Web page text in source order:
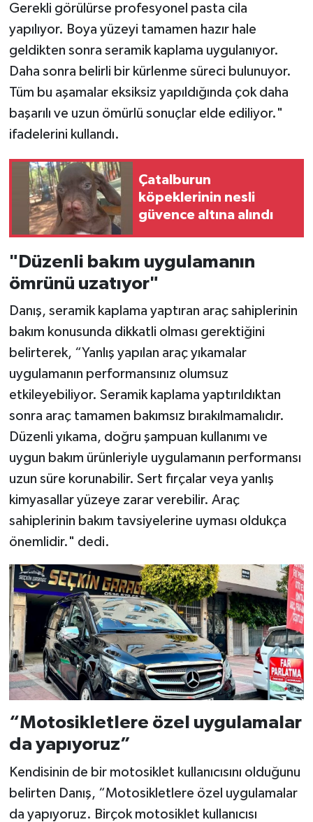
Gerekli görülürse profesyonel pasta cila
yapılıyor. Boya yüzeyi tamamen hazır hale
geldikten sonra seramik kaplama uygulanıyor.
Daha sonra belirli bir kürlenme süreci bulunuyor.
Tüm bu aşamalar eksiksiz yapıldığında çok daha
başarılı ve uzun ömürlü sonuçlar elde ediliyor."
ifadelerini kullandı.
Çatalburun
köpeklerinin nesli
güvence altına alındı
"Düzenli bakım uygulamanın
ömrünü uzatıyor"
Danış, seramik kaplama yaptıran araç sahiplerinin
bakım konusunda dikkatli olması gerektiğini
belirterek, “Yanlış yapılan araç yıkamalar
uygulamanın performansınız olumsuz
etkileyebiliyor. Seramik kaplama yaptırıldıktan
sonra araç tamamen bakımsız bırakılmamalıdır.
Düzenli yıkama, doğru şampuan kullanımı ve
uygun bakım ürünleriyle uygulamanın performansı
uzun süre korunabilir. Sert fırçalar veya yanlış
kimyasallar yüzeye zarar verebilir. Araç
sahiplerinin bakım tavsiyelerine uyması oldukça
önemlidir." dedi.
“Motosikletlere özel uygulamalar
da yapıyoruz”
Kendisinin de bir motosiklet kullanıcısını olduğunu
belirten Danış, “Motosikletlere özel uygulamalar
da yapıyoruz. Birçok motosiklet kullanıcısı